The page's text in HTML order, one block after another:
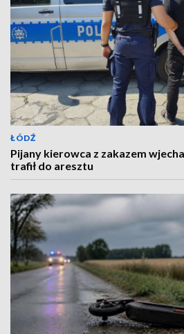
ŁÓDŹ
Pijany kierowca z zakazem
trafił do aresztu